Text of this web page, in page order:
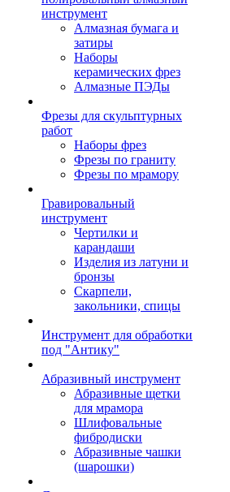
инструмент
Алмазная бумага и
затиры
Наборы
керамических фрез
Алмазные ПЭДы
Фрезы для скульптурных
работ
Наборы фрез
Фрезы по граниту
Фрезы по мрамору
Гравировальный
инструмент
Чертилки и
карандаши
Изделия из латуни и
бронзы
Скарпели,
закольники, спицы
Инструмент для обработки
под "Антику"
Абразивный инструмент
Абразивные щетки
для мрамора
Шлифовальные
фибродиски
Абразивные чашки
(шарошки)